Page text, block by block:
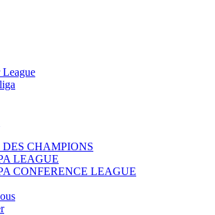
League
CHAMPIONS
LEAGUE
CONFERENCE LEAGUE